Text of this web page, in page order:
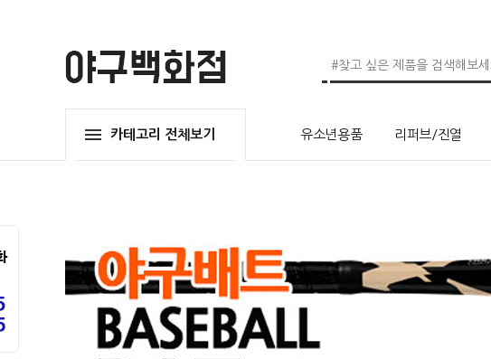
카테고리 전체보기 유소년용품 리퍼브/진열